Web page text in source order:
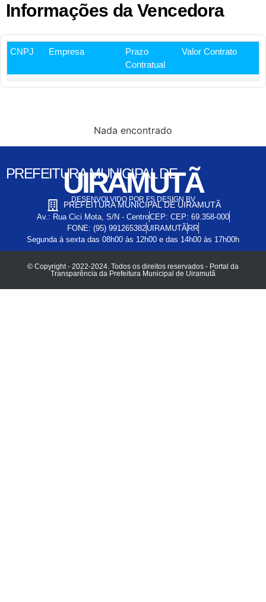
Informações da Vencedora
CNPJ Empresa
Prazo
Contratual
Valor Contrato
Nada encontrado
PREFEITURA MUNICIPAL DE
UIRAMUTÃ
DESENVOLVIDO POR FS DESIGN BV
PREFEITURA MUNICIPAL DE UIRAMUTÃ
Av.: Rua Cici Mota, S/N - CentroCEP: CEP: 69.358-000
FONE: (95) 991265382UIRAMUTÃ RR
Segunda à sexta das 08h00 às 12h00 e das 14h00 às 17h00h
© Copyright - 2022-2024. Todos os direitos reservados - Portal da
Transparência da Prefeitura Municipal de Uiramutã